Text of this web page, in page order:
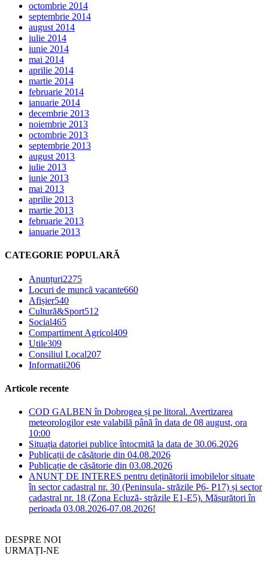
octombrie 2014
septembrie 2014
august 2014
iulie 2014
iunie 2014
mai 2014
aprilie 2014
martie 2014
februarie 2014
ianuarie 2014
decembrie 2013
noiembrie 2013
octombrie 2013
septembrie 2013
august 2013
iulie 2013
iunie 2013
mai 2013
aprilie 2013
martie 2013
februarie 2013
ianuarie 2013
CATEGORIE POPULARĂ
Anunțuri2275
Locuri de muncă vacante660
Afișier540
Cultură&Sport512
Social465
Compartiment Agricol409
Utile309
Consiliul Local207
Informatii206
Articole recente
COD GALBEN în Dobrogea și pe litoral. Avertizarea
meteorologilor este valabilă până în data de 08 august, ora
10:00
Situația datoriei publice întocmită la data de 30.06.2026
Publicații de căsătorie din 04.08.2026
Publicație de căsătorie din 03.08.2026
ANUNȚ DE INTERES pentru deținătorii imobilelor situate
în sector cadastral nr. 30 (Peninsula- străzile P6- P17) și sector
cadastral nr. 18 (Zona Ecluză- străzile E1-E5). Măsurători în
perioada 03.08.2026-07.08.2026!
DESPRE NOI
URMAȚI-NE